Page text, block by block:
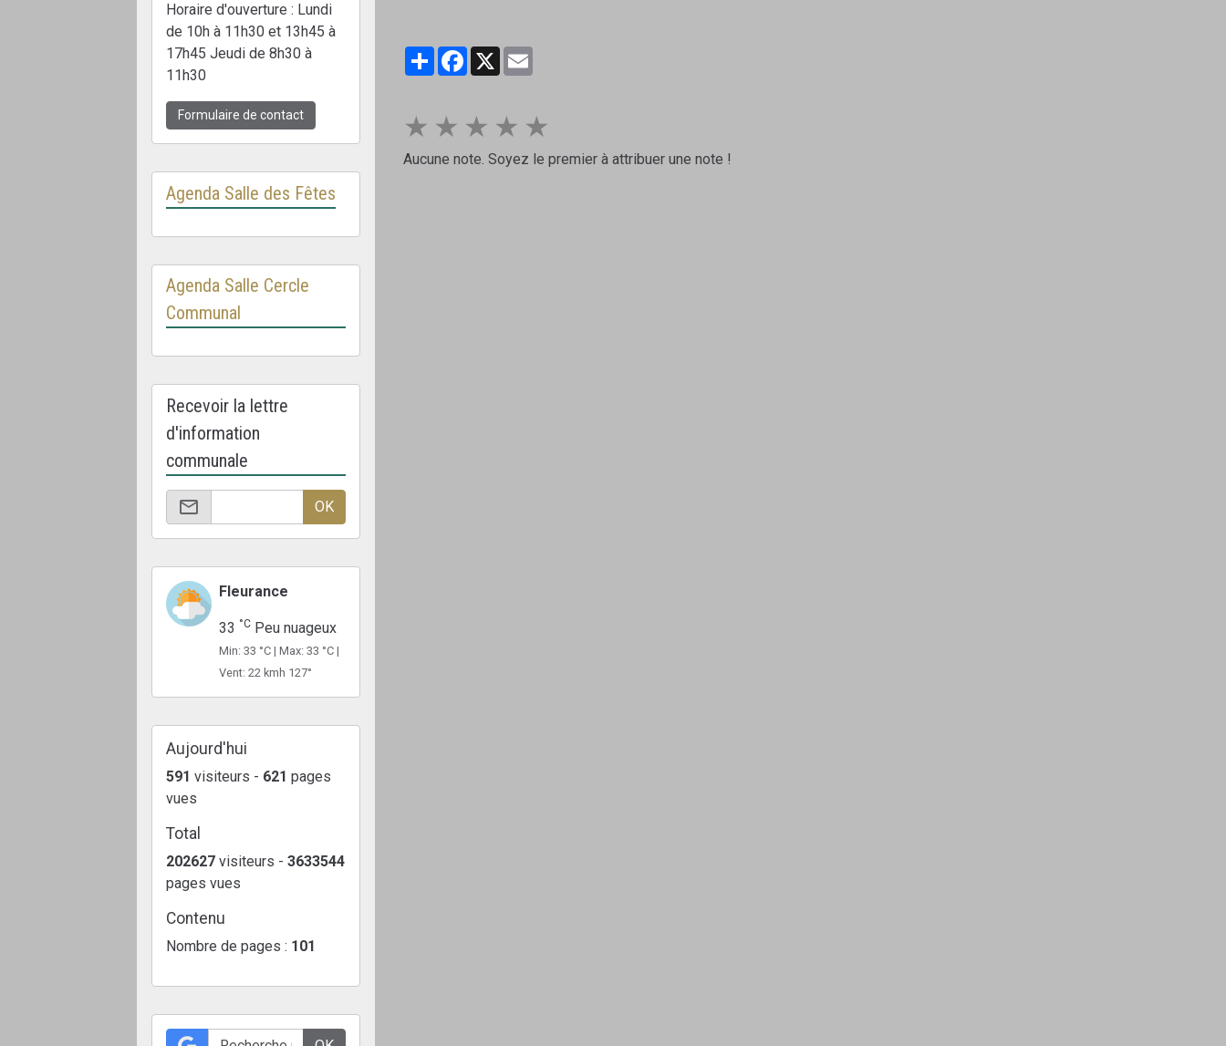
PartagerFacebook
X
★ ★ ★ ★ ★
Aucune note. Soyez le premier à attribuer une note !
Horaire d'ouverture : Lundi
de 10h à 11h30 et 13h45 à
17h45 Jeudi de 8h30 à
11h30
Formulaire de contact
Agenda Salle des Fêtes
Agenda Salle Cercle
Communal
Recevoir la lettre
d'information
communale
OK
Fleurance
33 °C Peu nuageux
Min: 33 °C | Max: 33 °C |
Vent: 22 kmh 127°
Aujourd'hui
591 visiteurs - 621 pages
vues
Total
202627 visiteurs -3633544
pages vues
Contenu
Nombre de pages : 101